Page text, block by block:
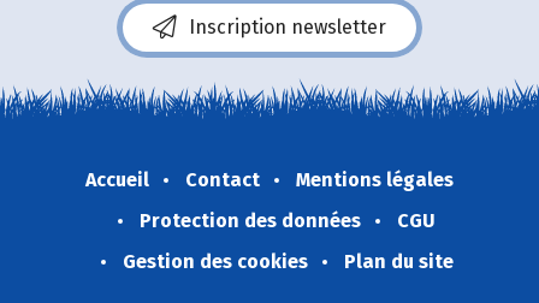
Inscription newsletter
Accueil Contact
Mentions légales
Protection des données
CGU
Gestion des cookies
Plan du site